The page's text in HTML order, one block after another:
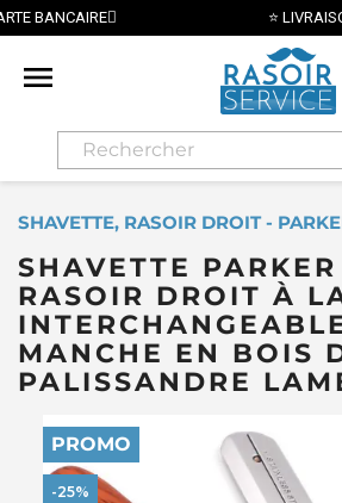
⭐ LIVRAISON GRATUITE EN FRANCE

SHAVETTE, RASOIR DROIT -
SHAVETTE
RASOIR DROIT À
MANCHE EN BOIS
PALISSANDRE
PROMO
-25%